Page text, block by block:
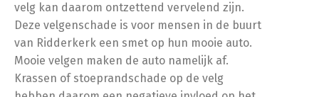
velg kan daarom ontzettend vervelend zijn.
Deze velgenschade is voor mensen in de buurt
van Ridderkerk een smet op hun mooie auto.
Mooie velgen maken de auto namelijk af.
Krassen of stoeprandschade op de velg